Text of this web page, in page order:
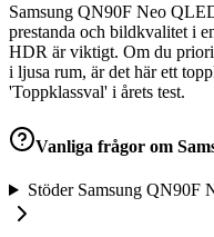
Samsung QN90F Neo
prestanda och bildkvalitet i
HDR är viktigt. Om du
i ljusa rum, är det här ett
'Toppklassval' i årets test.
Vanliga frågor om
Stöder Samsung QN90F